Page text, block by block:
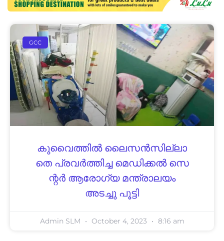
GCC
കു​വൈ​ത്തിൽ ലൈ​സ​ൻ​സി​ല്ലാ​
തെ പ്ര​വ​ർ​ത്തി​ച്ച മെ​ഡി​ക്ക​ൽ സെ​
ന്റ​ർ ആ​രോ​ഗ്യ മന്ത്രാലയം
അടച്ചു പൂട്ടി
Admin SLM October 4, 2023 8:16 am